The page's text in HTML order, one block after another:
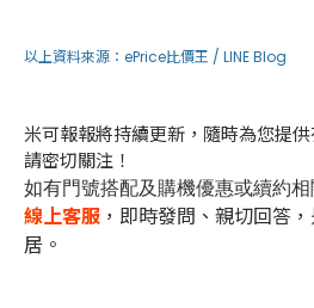
以上資料來源： ePrice比價王 / LINE Blog
米可報報將持續更新，隨時為您提
請密切關注！
如有門號搭配及購機優惠或續約相
線上客服 ，即時發問、親切回答
居。